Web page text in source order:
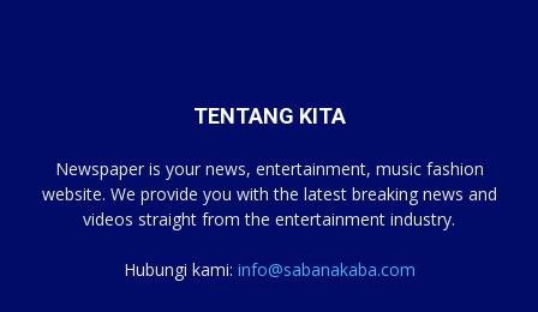
TENTANG KITA
Newspaper is your news, entertainment, music fashion
website. We provide you with the latest breaking news and
videos straight from the entertainment industry.
Hubungi kami: info@sabanakaba.com